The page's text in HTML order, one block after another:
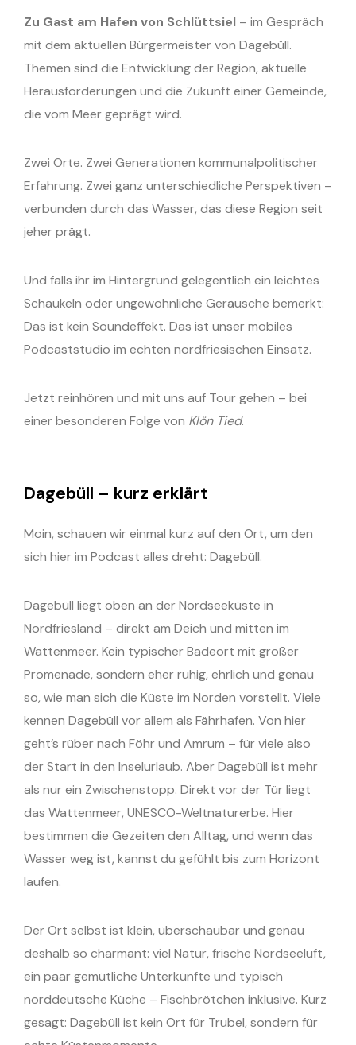
Zu Gast am Hafen von Schlüttsiel – im Gespräch
mit dem aktuellen Bürgermeister von Dagebüll.
Themen sind die Entwicklung der Region, aktuelle
Herausforderungen und die Zukunft einer Gemeinde,
die vom Meer geprägt wird.
Zwei Orte. Zwei Generationen kommunalpolitischer
Erfahrung. Zwei ganz unterschiedliche Perspektiven –
verbunden durch das Wasser, das diese Region seit
jeher prägt.
Und falls ihr im Hintergrund gelegentlich ein leichtes
Schaukeln oder ungewöhnliche Geräusche bemerkt:
Das ist kein Soundeffekt. Das ist unser mobiles
Podcaststudio im echten nordfriesischen Einsatz.
Jetzt reinhören und mit uns auf Tour gehen – bei
einer besonderen Folge von Klön Tied.
Dagebüll – kurz erklärt
Moin, schauen wir einmal kurz auf den Ort, um den
sich hier im Podcast alles dreht: Dagebüll.
Dagebüll liegt oben an der Nordseeküste in
Nordfriesland – direkt am Deich und mitten im
Wattenmeer. Kein typischer Badeort mit großer
Promenade, sondern eher ruhig, ehrlich und genau
so, wie man sich die Küste im Norden vorstellt. Viele
kennen Dagebüll vor allem als Fährhafen. Von hier
geht’s rüber nach Föhr und Amrum – für viele also
der Start in den Inselurlaub. Aber Dagebüll ist mehr
als nur ein Zwischenstopp. Direkt vor der Tür liegt
das Wattenmeer, UNESCO-Weltnaturerbe. Hier
bestimmen die Gezeiten den Alltag, und wenn das
Wasser weg ist, kannst du gefühlt bis zum Horizont
laufen.
Der Ort selbst ist klein, überschaubar und genau
deshalb so charmant: viel Natur, frische Nordseeluft,
ein paar gemütliche Unterkünfte und typisch
norddeutsche Küche – Fischbrötchen inklusive. Kurz
gesagt: Dagebüll ist kein Ort für Trubel, sondern für